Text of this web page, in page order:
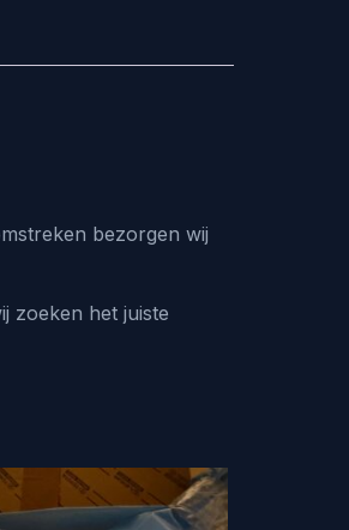
bezorgen wij
zoeken het juiste